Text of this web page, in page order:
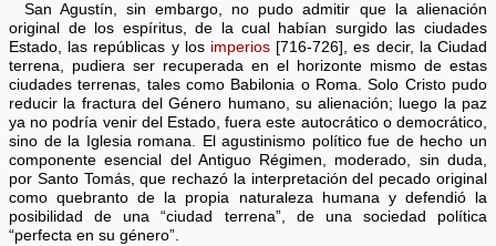
San Agustín, sin embargo, no pudo admitir que la alienación
original de los espíritus, de la cual habían surgido las ciudades
Estado, las repúblicas y los imperios [716-726], es decir, la Ciudad
terrena, pudiera ser recuperada en el horizonte mismo de estas
ciudades terrenas, tales como Babilonia o Roma. Solo Cristo pudo
reducir la fractura del Género humano, su alienación; luego la paz
ya no podría venir del Estado, fuera este autocrático o democrático,
sino de la Iglesia romana. El agustinismo político fue de hecho un
componente esencial del Antiguo Régimen, moderado, sin duda,
por Santo Tomás, que rechazó la interpretación del pecado original
como quebranto de la propia naturaleza humana y defendió la
posibilidad de una “ciudad terrena”, de una sociedad política
“perfecta en su género”.